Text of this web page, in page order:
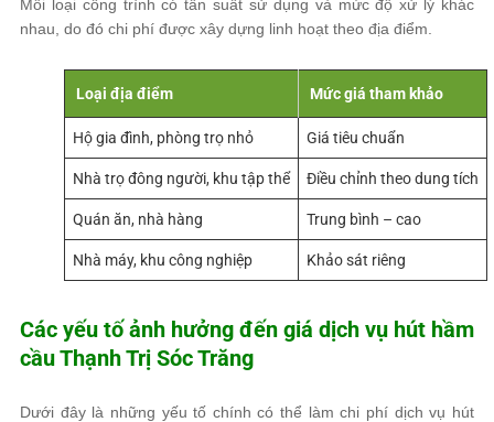
Mỗi loại công trình có tần suất sử dụng và mức độ xử lý khác
nhau, do đó chi phí được xây dựng linh hoạt theo địa điểm.
Loại địa điểm Mức giá tham khảo
Hộ gia đình, phòng trọ nhỏ Giá tiêu chuẩn
Nhà trọ đông người, khu tập thể Điều chỉnh theo dung tích
Quán ăn, nhà hàng Trung bình – cao
Nhà máy, khu công nghiệp Khảo sát riêng
Các yếu tố ảnh hưởng đến giá dịch vụ hút hầm
cầu Thạnh Trị Sóc Trăng
Dưới đây là những yếu tố chính có thể làm chi phí dịch vụ hút